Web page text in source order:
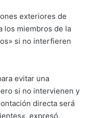
exteriores de
los miembros de la
si no interfieren
evitar una
si no intervienen y
directa será
«, expresó.